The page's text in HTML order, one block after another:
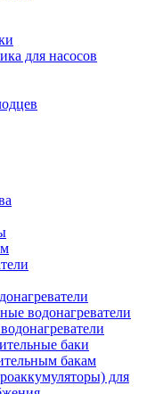
для насосов
водонагреватели
баки
бакам
для